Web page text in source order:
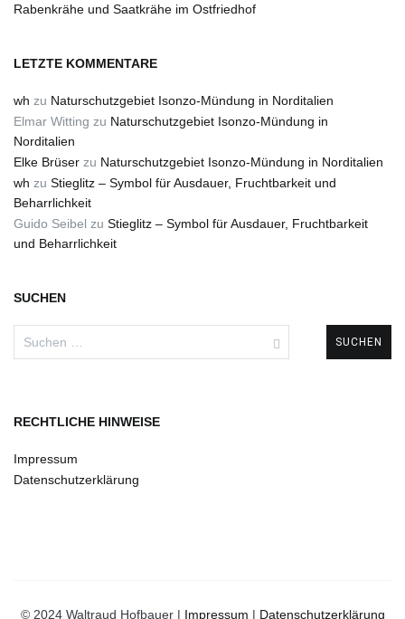
Rabenkrähe und Saatkrähe im Ostfriedhof
LETZTE KOMMENTARE
wh zu Naturschutzgebiet Isonzo-Mündung in Norditalien
Elmar Witting zu Naturschutzgebiet Isonzo-Mündung in
Norditalien
Elke Brüser zu Naturschutzgebiet Isonzo-Mündung in Norditalien
wh zu Stieglitz – Symbol für Ausdauer, Fruchtbarkeit und
Beharrlichkeit
Guido Seibel zu Stieglitz – Symbol für Ausdauer, Fruchtbarkeit
und Beharrlichkeit
SUCHEN
RECHTLICHE HINWEISE
Impressum
Datenschutzerklärung
© 2024 Waltraud Hofbauer | Impressum | Datenschutzerklärung